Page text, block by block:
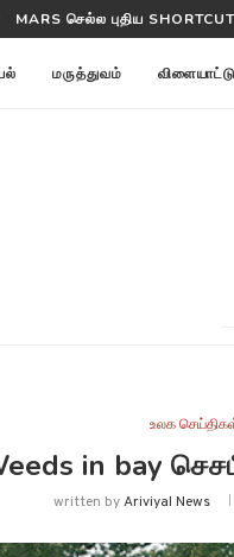
NASA-ISRO NISAR பூமி
மருத்துவம் விளையாட்டு
உலக
in bay
written byAriviyal News